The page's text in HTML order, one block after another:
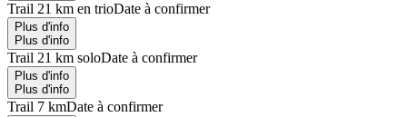
Trail 21 km en trioDate à confirmer
Plus d'info
Plus d'info
Trail 21 km soloDate à confirmer
Plus d'info
Plus d'info
Trail 7 kmDate à confirmer